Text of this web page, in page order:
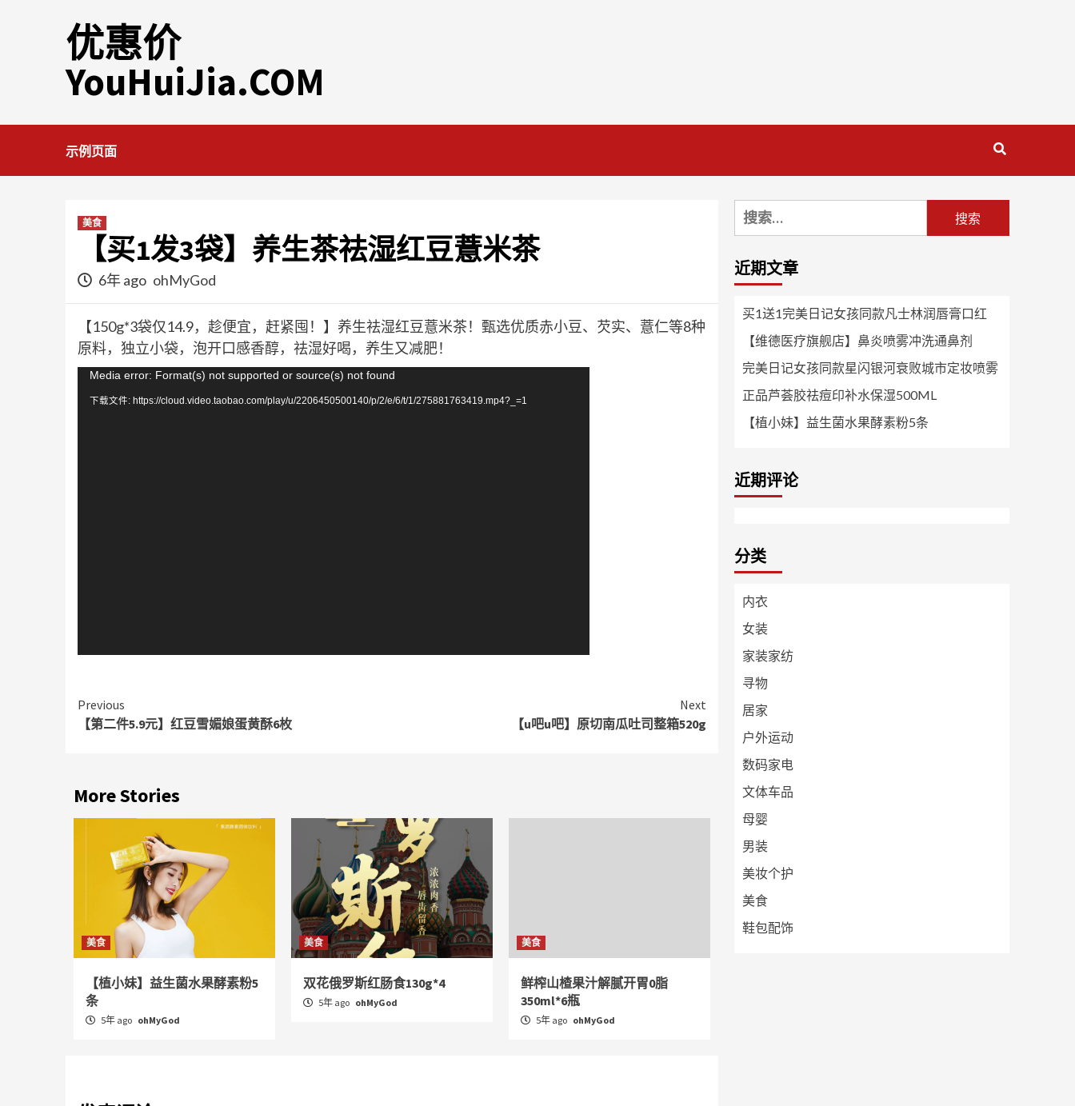
优惠价
YouHuiJia.COM
示例页面
美食
【买1发3袋】养生茶祛湿红豆薏米茶
6年 ago ohMyGod
【150g*3袋仅14.9，趁便宜，赶紧囤！】养生祛湿红豆薏米茶！甄选优质赤小豆、芡实、薏仁等8种
原料，独立小袋，泡开口感香醇，祛湿好喝，养生又减肥！
视
频
Media error: Format(s) not supported or source(s) not found
下载文件: https://cloud.video.taobao.com/play/u/2206450500140/p/2/e/6/t/1/275881763419.mp4?_=1
Continue
Reading
Previous
【第二件5.9元】红豆雪媚娘蛋黄酥6枚
Next
【u吧u吧】原切南瓜吐司整箱520g
More Stories
美食
【植小妹】益生菌水果酵素粉5
条
5年 ago ohMyGod
美食
双花俄罗斯红肠食130g*4
5年 ago ohMyGod
美食
鲜榨山楂果汁解腻开胃0脂
350ml*6瓶
5年 ago ohMyGod
搜
索：
近期文章
买1送1完美日记女孩同款凡士林润唇膏口红
【维德医疗旗舰店】鼻炎喷雾冲洗通鼻剂
完美日记女孩同款星闪银河衰败城市定妆喷雾
正品芦荟胶祛痘印补水保湿500ML
【植小妹】益生菌水果酵素粉5条
近期评论
分类
内衣
女装
家装家纺
寻物
居家
户外运动
数码家电
文体车品
母婴
男装
美妆个护
美食
鞋包配饰